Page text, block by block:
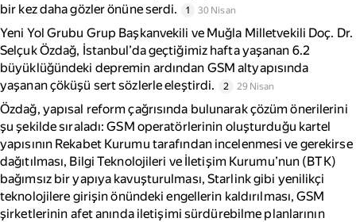
bir kez daha gözler önüne serdi.
1 30 Nisan
Yeni Yol Grubu Grup Başkanvekili ve Muğla Milletvekili Doç. Dr.
Selçuk Özdağ, İstanbul’da geçtiğimiz hafta yaşanan 6.2
büyüklüğündeki depremin ardından GSM altyapısında
yaşanan çöküşü sert sözlerle eleştirdi.
2 29 Nisan
Özdağ, yapısal reform çağrısında bulunarak çözüm önerilerini
şu şekilde sıraladı: GSM operatörlerinin oluşturduğu kartel
yapısının Rekabet Kurumu tarafından incelenmesi ve gerekirse
dağıtılması, Bilgi Teknolojileri ve İletişim Kurumu’nun (BTK)
bağımsız bir yapıya kavuşturulması, Starlink gibi yenilikçi
teknolojilere girişin önündeki engellerin kaldırılması, GSM
şirketlerinin afet anında iletişimi sürdürebilme planlarının